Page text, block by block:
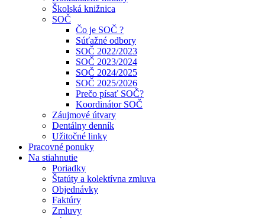
Školská knižnica
SOČ
Čo je SOČ ?
Súťažné odbory
SOČ 2022/2023
SOČ 2023/2024
SOČ 2024/2025
SOČ 2025/2026
Prečo písať SOČ?
Koordinátor SOČ
Záujmové útvary
Dentálny denník
Užitočné linky
Pracovné ponuky
Na stiahnutie
Poriadky
Štatúty a kolektívna zmluva
Objednávky
Faktúry
Zmluvy